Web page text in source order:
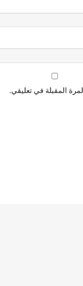
المقبلة في تعليقي.